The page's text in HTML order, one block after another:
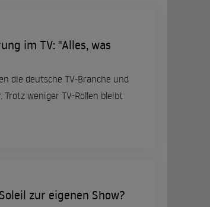
im TV: "Alles, was
die deutsche TV-Branche und
weniger TV-Rollen bleibt
zur eigenen Show?